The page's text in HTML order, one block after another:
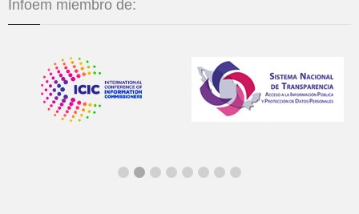
Infoem miembro de: